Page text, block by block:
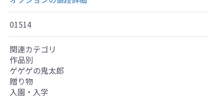
01514
関連カテゴリ
作品別
ゲゲゲの鬼太郎
贈り物
入園・入学